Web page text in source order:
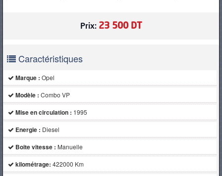
Prix: 23 500 DT
Caractéristiques
Marque : Opel
Modèle : Combo VP
Mise en circulation : 1995
Energie : Diesel
Boite vitesse : Manuelle
kilométrage: 422000 Km